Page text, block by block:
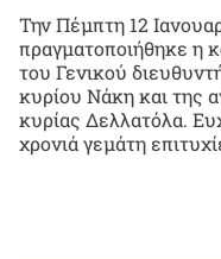
Την Πέμπτη 12
πραγματοποιήθηκε η
του Γενικού
κυρίου Νάκη και της
κυρίας Δελλατόλα.
χρονιά γεμάτη